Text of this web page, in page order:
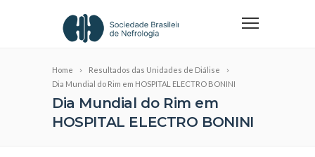
Home
Resultados das Unidades de Diálise
Dia Mundial do Rim em HOSPITAL ELECTRO BONINI
Dia Mundial do Rim em
HOSPITAL ELECTRO BONINI